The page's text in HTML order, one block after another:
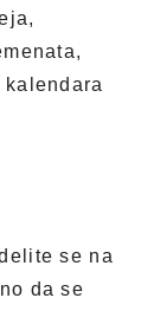
se na
da se